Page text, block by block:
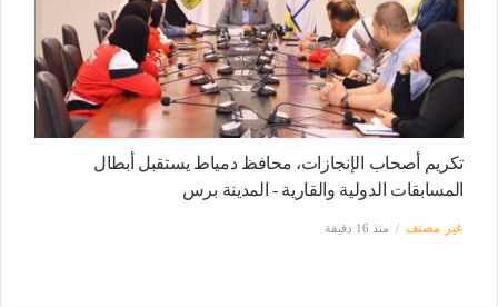
تكريم أصحاب الإنجازات، محافظ دمياط يستقبل أبطال
المسابقات الدولية والقارية - المدينة برس
غير مصنف منذ 16 دقيقة